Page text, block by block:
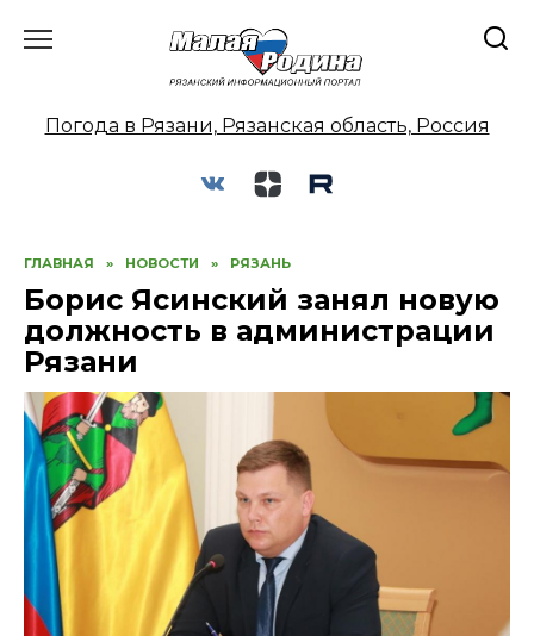
Погода в Рязани, Рязанская область, Россия
ГЛАВНАЯ » НОВОСТИ » РЯЗАНЬ
Борис Ясинский занял новую
должность в администрации
Рязани